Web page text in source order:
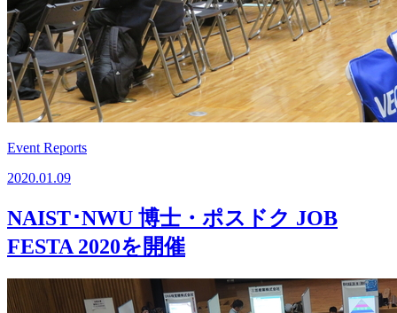
Event Reports
2020.01.09
NAIST･NWU 博士・ポスドク JOB
FESTA 2020を開催